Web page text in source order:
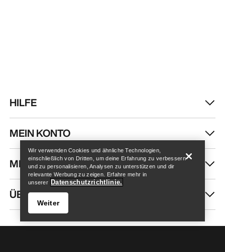
Store finden Help
HILFE
MEIN KONTO
MEHR SHOPPEN
ÜBER UNS
Wir verwenden Cookies und ähnliche Technologien,
einschließlich von Dritten, um deine Erfahrung zu verbessern
und zu personalisieren, Analysen zu unterstützen und dir
relevante Werbung zu zeigen. Erfahre mehr in
unserer Datenschutzrichtlinie.
Weiter